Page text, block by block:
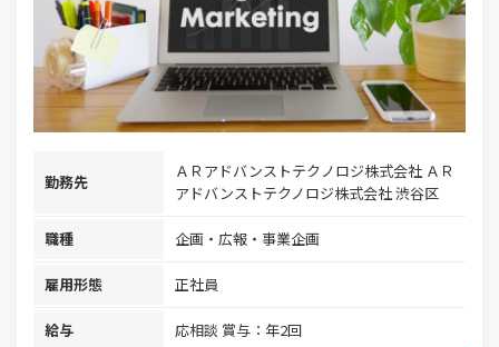
勤務先
ＡＲアドバンストテクノロジ株式会社 ＡＲ
アドバンストテクノロジ株式会社 渋谷区
職種 企画・広報・事業企画
雇用形態 正社員
給与 応相談 賞与：年2回